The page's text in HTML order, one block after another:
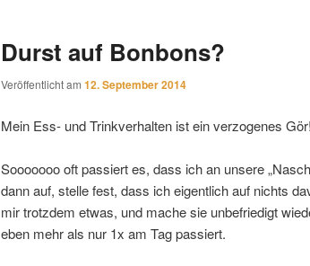
Durst auf Bonbons?
Veröffentlicht am 12. September 2014
Mein Ess- und Trinkverhalten ist ein verzogenes Gör!
Sooooooo oft passiert es, dass ich an unsere
dann auf, stelle fest, dass ich eigentlich auf nichts
mir trotzdem etwas, und mache sie unbefriedigt
eben mehr als nur 1x am Tag passiert.